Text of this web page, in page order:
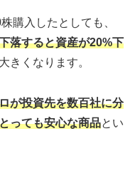
購入したとしても、
落すると資産が20%下
きくなります。
が投資先を数百社に分
っても安心な商品とい